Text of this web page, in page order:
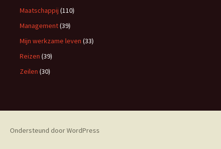
Maatschappij (110)
Management(39)
Mijn werkzame leven (33)
Reizen (39)
Zeilen (30)
Ondersteund door WordPress